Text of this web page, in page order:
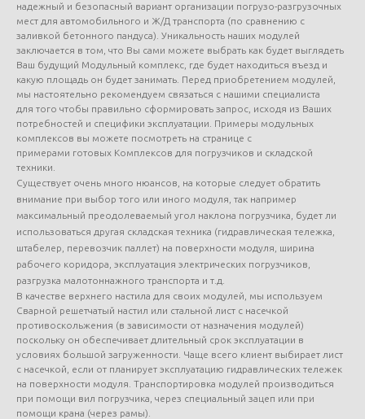
надежный и безопасный вариант организации погрузо-разгрузочных
мест для автомобильного и Ж/Д транспорта (по сравнению с
заливкой бетонного пандуса). Уникальность наших модулей
заключается в том, что Вы сами можете выбрать как будет выглядеть
Ваш будущий Модульный комплекс, где будет находиться въезд и
какую площадь он будет занимать. Перед приобретением модулей,
мы настоятельно рекомендуем связаться с нашими специалиста
для того чтобы правильно сформировать запрос, исходя из Ваших
потребностей и специфики эксплуатации. Примеры модульных
комплексов вы можете посмотреть на странице с
примерами готовых Комплексов для погрузчиков и складской
техники.
Существует очень много нюансов, на которые следует обратить
внимание при выбор того или иного модуля, так например
максимальный преодолеваемый угол наклона погрузчика, будет ли
использоваться другая складская техника (гидравлическая тележка,
штабелер, перевозчик паллет) на поверхности модуля, ширина
рабочего коридора, эксплуатация электрических погрузчиков,
разгрузка малотоннажного транспорта и т.д.
В качестве верхнего настила для своих модулей, мы используем
Сварной решетчатый настил или стальной лист с насечкой
противоскольжения (в зависимости от назначения модулей)
поскольку он обеспечивает длительный срок эксплуатации в
условиях большой загруженности. Чаще всего клиент выбирает лист
с насечкой, если от планирует эксплуатацию гидравлических тележек
на поверхности модуля. Транспортировка модулей производиться
при помощи вил погрузчика, через специальный зацеп или при
помощи крана (через рамы).